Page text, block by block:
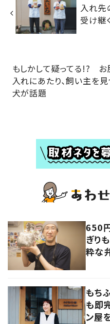
入れ先
受け継
もしかして疑ってる!? お
入れにあたり、飼い主を
犬が話題
650
ぎり
粋な
もち
も即
ン屋